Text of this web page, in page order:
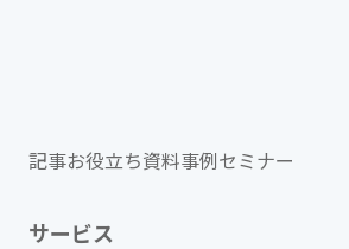
記事お役立ち資料事例セミナー
サービス